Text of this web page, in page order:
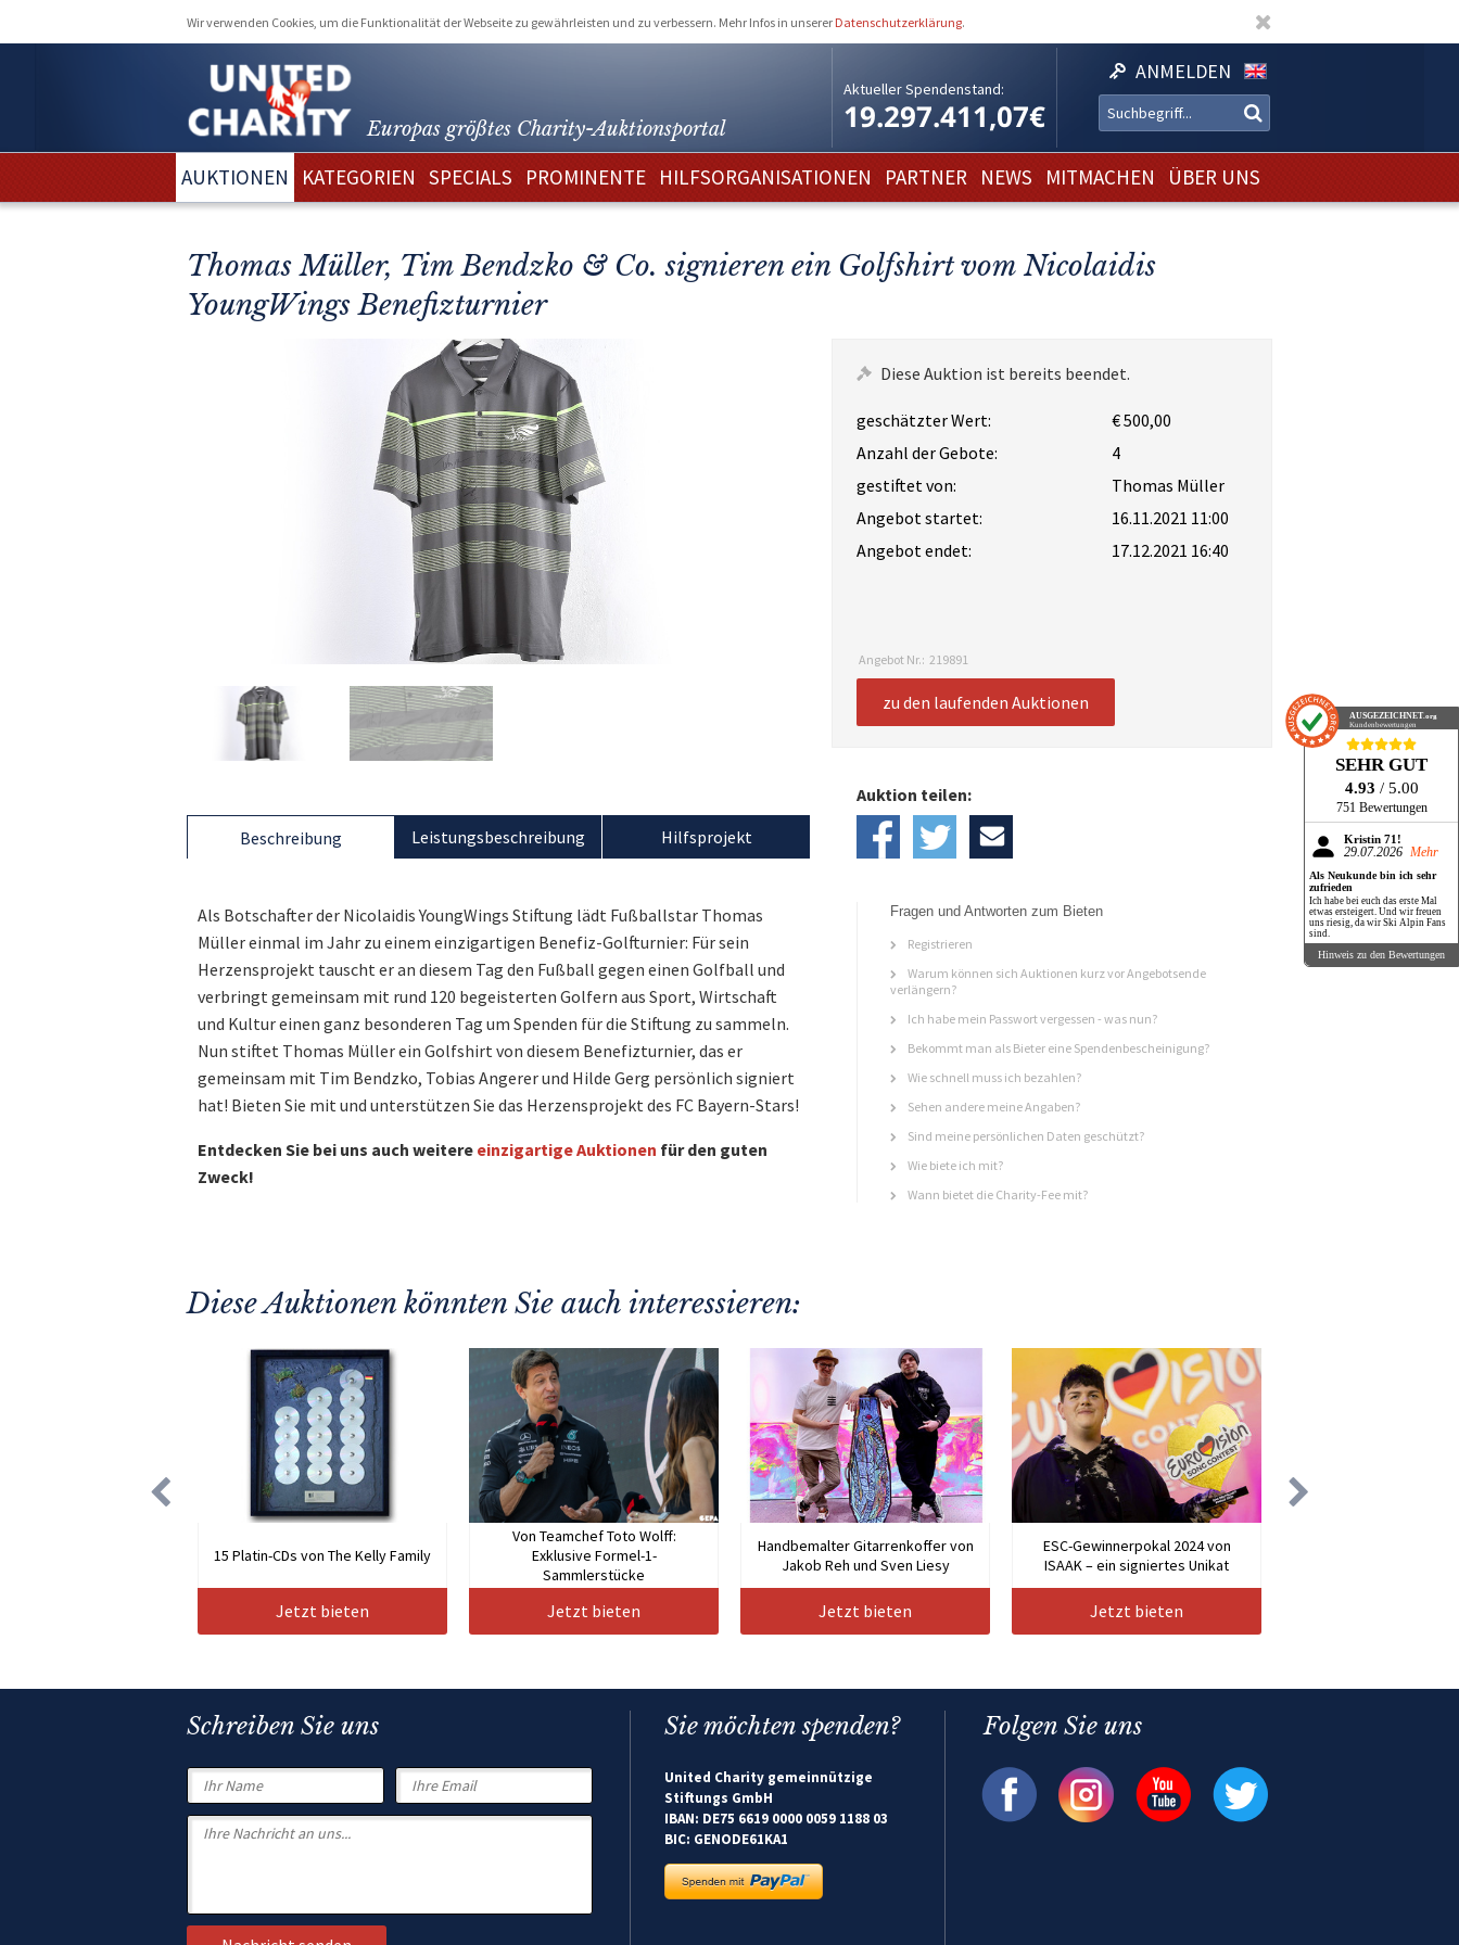
Wir verwenden Cookies, um die Funktionalität der Webseite zu gewährleisten und zu verbessern. Mehr Infos in unserer Datenschutzerklärung.
Europas größtes Charity-Auktionsportal
Aktueller Spendenstand:
19.297.411,07€
ANMELDEN
AUKTIONEN KATEGORIEN SPECIALS PROMINENTE HILFSORGANISATIONEN PARTNER NEWS MITMACHEN ÜBER UNS
Thomas Müller, Tim Bendzko & Co. signieren ein Golfshirt vom Nicolaidis
YoungWings Benefizturnier
Diese Auktion ist bereits beendet.
geschätzter Wert:
€ 500,00
Anzahl der Gebote:
4
gestiftet von:
Thomas Müller
Angebot startet:
16.11.2021 11:00
Angebot endet:
17.12.2021 16:40
Angebot Nr.: 219891
zu den laufenden Auktionen
Beschreibung
Als Botschafter der Nicolaidis YoungWings Stiftung lädt Fußballstar Thomas
Müller einmal im Jahr zu einem einzigartigen Benefiz-Golfturnier: Für sein
Herzensprojekt tauscht er an diesem Tag den Fußball gegen einen Golfball und
verbringt gemeinsam mit rund 120 begeisterten Golfern aus Sport, Wirtschaft
und Kultur einen ganz besonderen Tag um Spenden für die Stiftung zu sammeln.
Nun stiftet Thomas Müller ein Golfshirt von diesem Benefizturnier, das er
gemeinsam mit Tim Bendzko, Tobias Angerer und Hilde Gerg persönlich signiert
hat! Bieten Sie mit und unterstützen Sie das Herzensprojekt des FC Bayern-Stars!
Entdecken Sie bei uns auch weitere einzigartige Auktionen für den guten
Zweck!
Leistungsbeschreibung Hilfsprojekt
Auktion teilen:
Fragen und Antworten zum Bieten
Registrieren
Warum können sich Auktionen kurz vor Angebotsende
verlängern?
Ich habe mein Passwort vergessen - was nun?
Bekommt man als Bieter eine Spendenbescheinigung?
Wie schnell muss ich bezahlen?
Sehen andere meine Angaben?
Sind meine persönlichen Daten geschützt?
Wie biete ich mit?
Wann bietet die Charity-Fee mit?
Diese Auktionen könnten Sie auch interessieren:
15 Platin-CDs von The Kelly Family
Jetzt bieten
Von Teamchef Toto Wolff:
Exklusive Formel-1-
Sammlerstücke
Jetzt bieten
Handbemalter Gitarrenkoffer von
Jakob Reh und Sven Liesy
Jetzt bieten
ESC-Gewinnerpokal 2024 von
ISAAK – ein signiertes Unikat
Jetzt bieten
Schreiben Sie uns Sie möchten spenden?
United Charity gemeinnützige
Stiftungs GmbH
IBAN: DE75 6619 0000 0059 1188 03
BIC: GENODE61KA1
Folgen Sie uns
AUSGEZEICHNET.org
Kundenbewertungen
SEHR GUT
4.93 / 5.00
751 Bewertungen
Kristin 71!
29.07.2026 Mehr
Als Neukunde bin ich sehr
zufrieden
Ich habe bei euch das erste Mal
etwas ersteigert. Und wir freuen
uns riesig, da wir Ski Alpin Fans
sind.
Hinweis zu den Bewertungen